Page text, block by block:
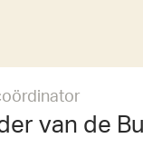
van de